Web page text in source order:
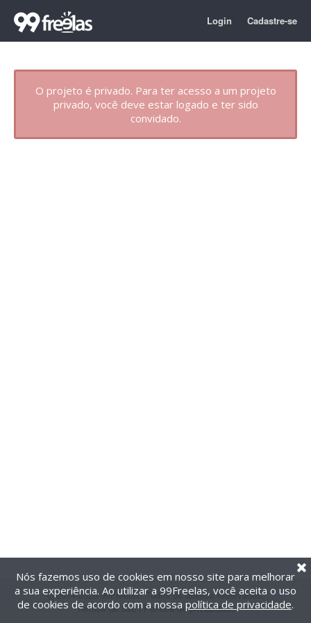
Login Cadastre-se
O projeto é privado. Para ter acesso a um projeto
privado, você deve estar logado e ter sido
convidado.
@2014-2026 99Freelas. Todos os direitos reservados.
Termos de uso| Política de privacidade
Nós fazemos uso de cookies em nosso site para melhorar
a sua experiência. Ao utilizar a 99Freelas, você aceita o uso
de cookies de acordo com a nossa política de privacidade.